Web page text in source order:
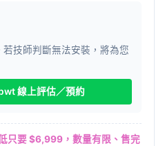
技師判斷無法安裝，將為您
線上評估／預約
只要 $6,999，數量有限、售完